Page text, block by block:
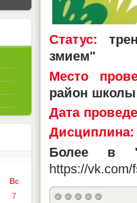
Статус:
змием"
Место
район
Дата
Дисциплина:
Более в
https://vk.com/
Вс
7